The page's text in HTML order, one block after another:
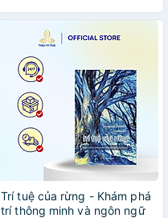
Trí tuệ của rừng - Khám phá
trí thông minh và ngôn ngữ